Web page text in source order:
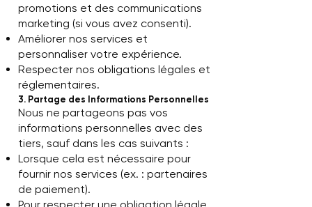
promotions et des communications
marketing (si vous avez consenti).
Améliorer nos services et
personnaliser votre expérience.
Respecter nos obligations légales et
réglementaires.
3. Partage des Informations Personnelles
Nous ne partageons pas vos
informations personnelles avec des
tiers, sauf dans les cas suivants :
Lorsque cela est nécessaire pour
fournir nos services (ex. : partenaires
de paiement).
Pour respecter une obligation légale